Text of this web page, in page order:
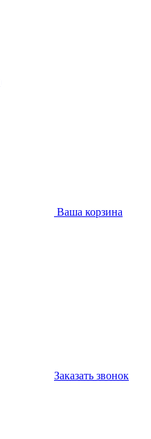
Ваша корзина
Заказать звонок